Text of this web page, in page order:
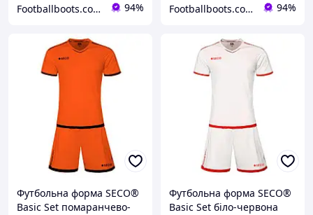
Footballboots.com.ua 94% Footballboots.com.ua 94%
Футбольна форма SECO®
Basic Set помаранчево-
Футбольна форма SECO®
Basic Set біло-червона